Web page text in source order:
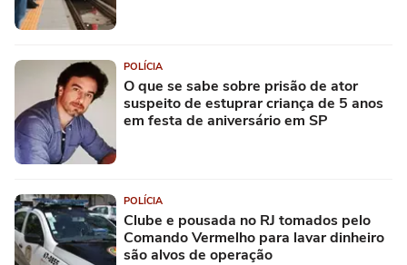
POLÍCIA
O que se sabe sobre prisão de ator
suspeito de estuprar criança de 5 anos
em festa de aniversário em SP
POLÍCIA
Clube e pousada no RJ tomados pelo
Comando Vermelho para lavar dinheiro
são alvos de operação